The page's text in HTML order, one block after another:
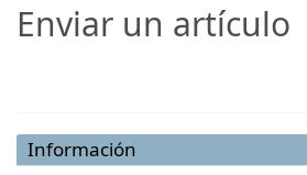
Enviar un artículo
Información